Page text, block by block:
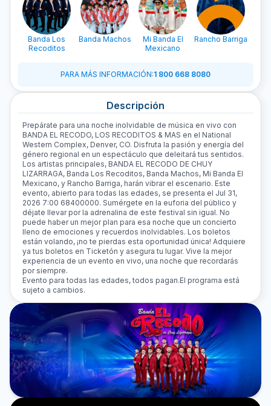
Banda Los
Recoditos
Banda Machos
Mi Banda El
Mexicano
Rancho Barriga
PARA MÁS INFORMACIÓN:1 800 668 8080
Descripción
Prepárate para una noche inolvidable de música en vivo con
BANDA EL RECODO, LOS RECODITOS & MAS en el National
Western Complex, Denver, CO. Disfruta la pasión y energía del
género regional en un espectáculo que deleitará tus sentidos.
Los artistas principales, BANDA EL RECODO DE CHUY
LIZARRAGA, Banda Los Recoditos, Banda Machos, Mi Banda El
Mexicano, y Rancho Barriga, harán vibrar el escenario. Este
evento, abierto para todas las edades, se presenta el Jul 31,
2026 7:00 68400000. Sumérgete en la euforia del público y
déjate llevar por la adrenalina de este festival sin igual. No
puede haber un mejor plan para esa noche que un concierto
lleno de emociones y recuerdos inolvidables. Los boletos
están volando, ¡no te pierdas esta oportunidad única! Adquiere
ya tus boletos en Ticketón y asegura tu lugar. Vive la mejor
experiencia de un evento en vivo, una noche que recordarás
por siempre.
Evento para todas las edades, todos pagan.El programa está
sujeto a cambios.